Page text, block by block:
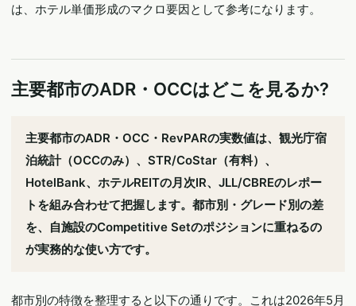
は、ホテル単価形成のマクロ要因として参考になります。
主要都市のADR・OCCはどこを見るか?
主要都市のADR・OCC・RevPARの実数値は、観光庁宿
泊統計（OCCのみ）、STR/CoStar（有料）、
HotelBank、ホテルREITの月次IR、JLL/CBREのレポー
トを組み合わせて把握します。都市別・グレード別の差
を、自施設のCompetitive Setのポジションに重ねるの
が実務的な使い方です。
都市別の特徴を整理すると以下の通りです。これは2026年5月